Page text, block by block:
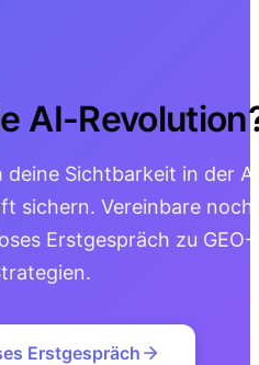
AI-
deine Sichtbarkeit in der
sichern. Vereinbare noch
Erstgespräch zu GEO-
Erstgespräch